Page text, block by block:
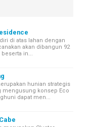
di atas lahan dengan
akan dibangun 92
beserta in...
hunian strategis
mengusung konsep Eco
dapat men...